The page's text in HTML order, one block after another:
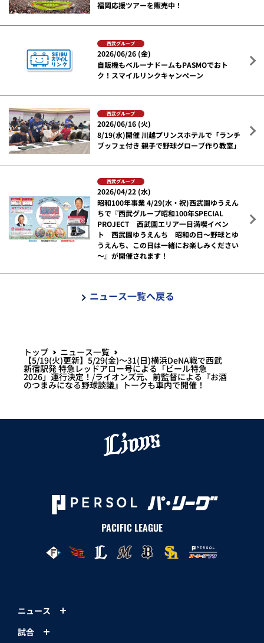
福岡応援ツアーを販売中！
西武グループ
2026/06/26 (金)
自販機もベルーナドームもPASMOでおト
ク！スマイルリンクキャンペーン
西武グループ
2026/06/16 (火)
8/19(水)開催 川越プリンスホテルで「ランチ
ブッフェ付き 親子で野球グローブ作り教室」
西武グループ
2026/04/22 (水)
昭和100年事業 4/29(水・祝)西武園ゆうえん
ちで『西武グループ昭和100年SPECIAL
PROJECT 西武園エリア一日満喫イベン
ト 西武園ゆうえんち 昭和の日～野球とゆ
うえんち、この日は一緒にお楽しみください
～』が開催されます！
ニュース一覧へ戻る
トップ ニュース一覧
【5/19(火)更新】5/29(金)～31(日)横浜DeNA戦で西武
新宿駅発 特急レッドアロー号による「ビール特急
2026」運行決定！/ライオンズ元、前監督による『お酒
のつまみになる野球談議』トークも車内で開催！
PACIFIC LEAGUE
ニュース
試合